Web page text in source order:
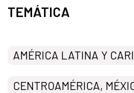
TEMÁTICA
AMÉRICA LATINA Y
CENTROAMÉRICA,